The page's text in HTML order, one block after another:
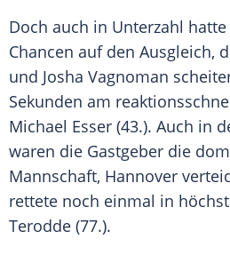
Doch auch in Unterzahl
Chancen auf den Ausgleich,
und Josha Vagnoman
Sekunden am
Michael Esser (43.). Auch in
waren die Gastgeber die
Mannschaft, Hannover
rettete noch einmal in
Terodde (77.).